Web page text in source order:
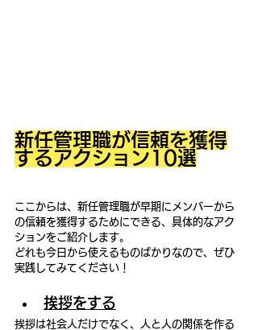
新任管理職が信頼を獲得
するアクション10選
ここからは、新任管理職が早期にメンバーから
の信頼を獲得するためにできる、具体的なアク
ションをご紹介します。
どれも今日から使えるものばかりなので、ぜひ
実践してみてください！
挨拶をする
挨拶は社会人だけでなく、人と人の関係を作る